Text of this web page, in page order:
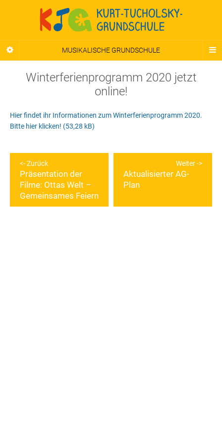
MUSIKALISCHE GRUNDSCHULE
Winterferienprogramm 2020 jetzt
online!
Hier findet ihr Informationen zum Winterferienprogramm 2020.
Bitte hier klicken!
Beitragsnavigation
Zurück
Vorheriger
Beitrag:
Präsentation der
Filme: Ottas Welt –
Gemeinsames Feiern
Weiter
Nächster
Beitrag:
Aktualisierter AG-
Plan